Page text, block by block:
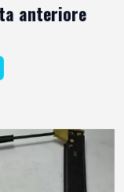
anteriore